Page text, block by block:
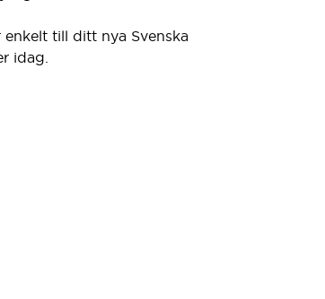
till ditt nya Svenska
idag.